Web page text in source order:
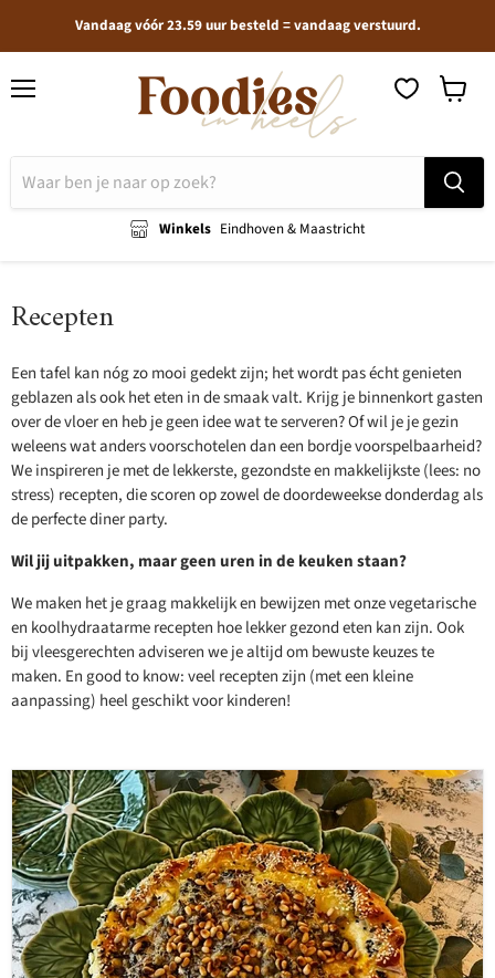
Vandaag vóór 23.59 uur besteld = vandaag verstuurd.
Winkels Eindhoven & Maastricht
Recepten
Een tafel kan nóg zo mooi gedekt zijn; het wordt pas écht genieten
geblazen als ook het eten in de smaak valt. Krijg je binnenkort gasten
over de vloer en heb je geen idee wat te serveren? Of wil je je gezin
weleens wat anders voorschotelen dan een bordje voorspelbaarheid?
We inspireren je met de lekkerste, gezondste en makkelijkste (lees: no
stress) recepten, die scoren op zowel de doordeweekse donderdag als
de perfecte diner party.
Wil jij uitpakken, maar geen uren in de keuken staan?
We maken het je graag makkelijk en bewijzen met onze vegetarische
en koolhydraatarme recepten hoe lekker gezond eten kan zijn. Ook
bij vleesgerechten adviseren we je altijd om bewuste keuzes te
maken. En good to know: veel recepten zijn (met een kleine
aanpassing) heel geschikt voor kinderen!